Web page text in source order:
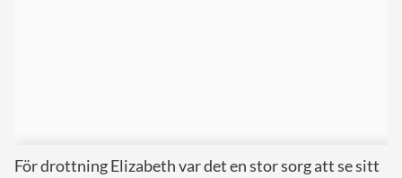
För drottning Elizabeth var det en stor sorg att se sitt